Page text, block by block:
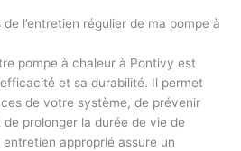
l’entretien régulier de ma pompe à
pompe à chaleur à Pontivy est
et sa durabilité. Il permet
de votre système, de prévenir
prolonger la durée de vie de
entretien approprié assure un